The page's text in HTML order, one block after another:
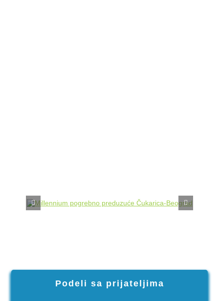
Podeli sa prijateljima